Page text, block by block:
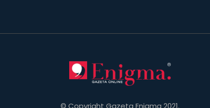
© Copyright Gazeta Enigma 2021.